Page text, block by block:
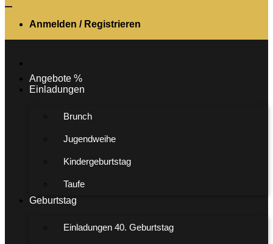
Anmelden / Registrieren
Angebote %
Einladungen
Brunch
Jugendweihe
Kindergeburtstag
Taufe
Geburtstag
Einladungen 40. Geburtstag